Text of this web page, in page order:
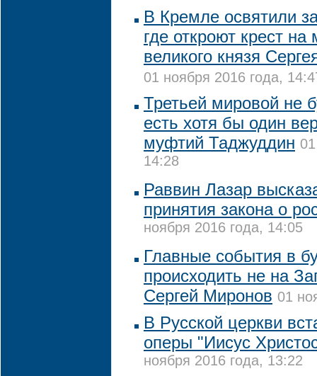
В Кремле освятили
где откроют крест на
великого князя
01 ноября 2016 года,
Третьей мировой не
есть хотя бы один
муфтий Таджуддин
14:28
Раввин Лазар
принятия закона о
ноября 2016 года, 14:05
Главные события в
происходить не на
Сергей Миронов 01
В Русской церкви
оперы "Иисус
ноября 2016 года, 13:22